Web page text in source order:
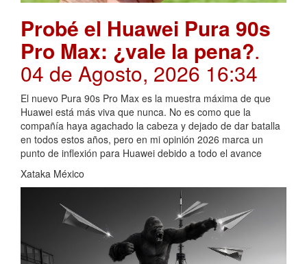
Probé el Huawei Pura 90s
Pro Max: ¿vale la pena?.
04 de Agosto, 2026 16:34
El nuevo Pura 90s Pro Max es la muestra máxima de que
Huawei está más viva que nunca. No es como que la
compañía haya agachado la cabeza y dejado de dar batalla
en todos estos años, pero en mi opinión 2026 marca un
punto de inflexión para Huawei debido a todo el avance
Xataka México